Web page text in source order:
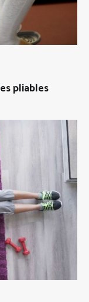
pliables